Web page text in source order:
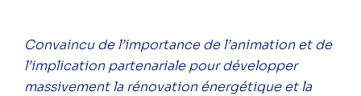
Convaincu de l’importance de l’animation et de
l’implication partenariale pour développer
massivement la rénovation énergétique et la